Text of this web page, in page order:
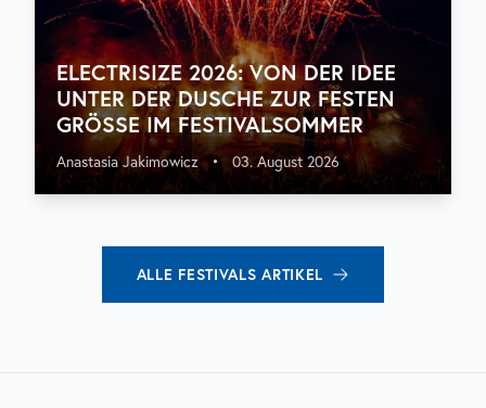
ELECTRISIZE 2026: VON DER IDEE
UNTER DER DUSCHE ZUR FESTEN
GRÖSSE IM FESTIVALSOMMER
Anastasia Jakimowicz • 03. August 2026
ALLE FESTIVALS ARTIKEL